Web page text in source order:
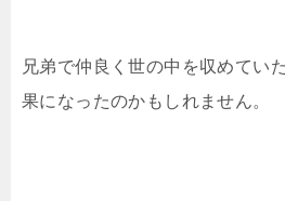
兄弟で仲良く世の中を収めてい
果になったのかもしれません。